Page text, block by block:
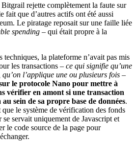
rejette complètement la faute sur
fait que d’autres actifs ont été aussi
Le piratage reposait sur une faille liée
spending – qui était propre à la
techniques, la plateforme n’avait pas mis
les transactions – ce qui signifie qu’une
l’applique une ou plusieurs fois –
le protocole Nano pour mettre à
vérifier en amont si une transaction
sein de sa propre base de données.
le système de vérification des fonds
servait uniquement de Javascript et
le code source de la page pour